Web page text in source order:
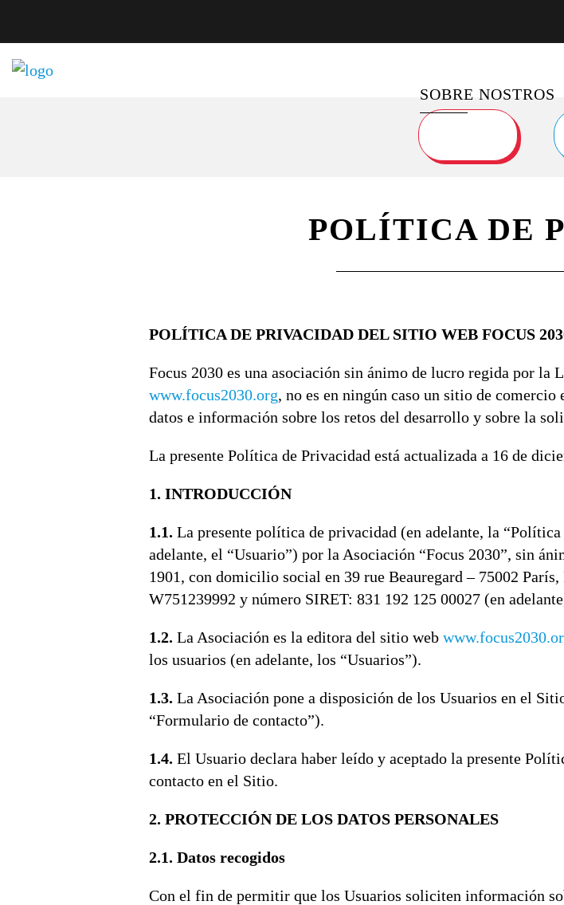
SOBRE NOSTROS
SOBRE NOSOTROS
POLÍTICA DE
POLÍTICA DE PRIVACIDAD DEL SITIO WEB FOCUS
Focus 2030 es una asociación sin ánimo de lucro regida por la
www.focus2030.org, no es en ningún caso un sitio de
datos e información sobre los retos del desarrollo y sobre la
La presente Política de Privacidad está actualizada a 16 de
1. INTRODUCCIÓN
1.1. La presente política de privacidad (en adelante, la
adelante, el “Usuario”) por la Asociación “Focus 2030”, sin
1901, con domicilio social en 39 rue Beauregard – 75002
W751239992 y número SIRET: 831 192 125 00027 (en
1.2. La Asociación es la editora del sitio web
los usuarios (en adelante, los “Usuarios”).
1.3. La Asociación pone a disposición de los Usuarios en el
“Formulario de contacto”).
1.4. El Usuario declara haber leído y aceptado la presente
contacto en el Sitio.
2. PROTECCIÓN DE LOS DATOS PERSONALES
2.1. Datos recogidos
Con el fin de permitir que los Usuarios soliciten información